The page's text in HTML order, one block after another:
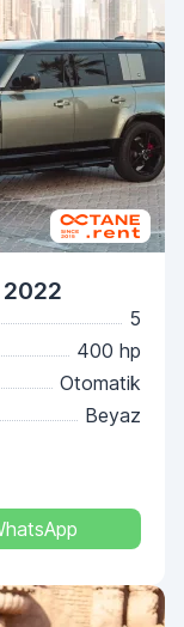
5
400 hp
Otomatik
Beyaz